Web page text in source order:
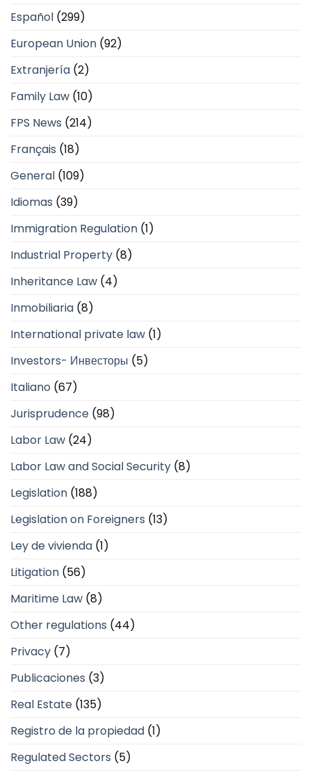
Español (299)
European Union (92)
Extranjería (2)
Family Law (10)
FPS News (214)
Français (18)
General (109)
Idiomas (39)
Immigration Regulation (1)
Industrial Property (8)
Inheritance Law (4)
Inmobiliaria (8)
International private law (1)
Investors- Инвесторы (5)
Italiano (67)
Jurisprudence (98)
Labor Law (24)
Labor Law and Social Security (8)
Legislation (188)
Legislation on Foreigners (13)
Ley de vivienda (1)
Litigation (56)
Maritime Law (8)
Other regulations (44)
Privacy (7)
Publicaciones (3)
Real Estate (135)
Registro de la propiedad (1)
Regulated Sectors (5)